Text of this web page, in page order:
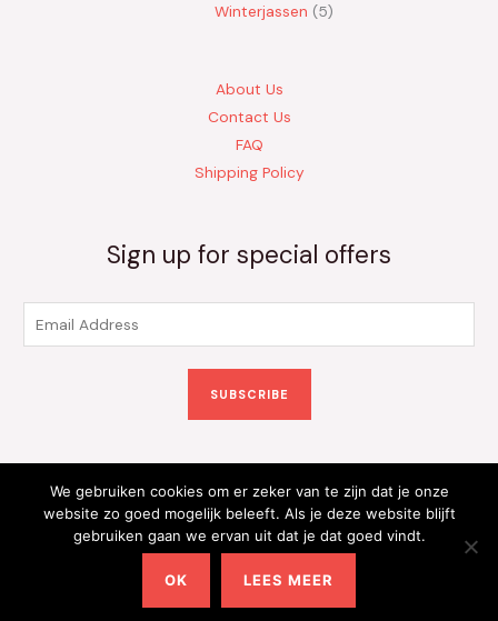
Winterjassen
5
About Us
Contact Us
FAQ
Shipping Policy
Sign up for special offers
m
SUBSCRIBE
Copyright © 2026 Kinderkleding Onlineshop | Powered by
Kinderkleding Onlineshop
We gebruiken cookies om er zeker van te zijn dat je onze
website zo goed mogelijk beleeft. Als je deze website blijft
gebruiken gaan we ervan uit dat je dat goed vindt.
OK LEES MEER